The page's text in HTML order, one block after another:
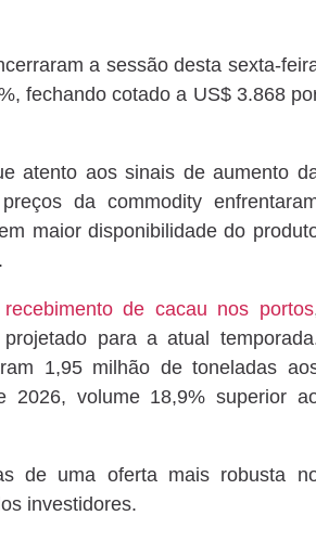
a sessão desta sexta-
fechando cotado a US$ 3.868
atento aos sinais de aumento
da commodity
maior disponibilidade do
recebimento de cacau nos portos
para a atual
1,95 milhão de toneladas
volume 18,9% superior
de uma oferta mais robusta
investidores.